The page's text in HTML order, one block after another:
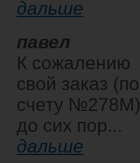
дальше
павел
К сожалению
свой заказ (по
счету №278М)
до сих пор...
дальше